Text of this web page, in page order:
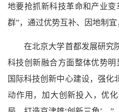
地要抢抓新科技革命和产业
群”，通过优势互补、因地制宜
在北京大学首都发展研究
科技创新融合方面整体优势
国际科技创新中心建设，强化
动作用，加大创新投入，优